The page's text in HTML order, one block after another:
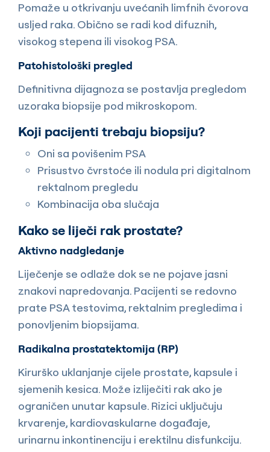
Pomaže u otkrivanju uvećanih limfnih čvorova
usljed raka. Obično se radi kod difuznih,
visokog stepena ili visokog PSA.
Patohistološki pregled
Definitivna dijagnoza se postavlja pregledom
uzoraka biopsije pod mikroskopom.
Koji pacijenti trebaju biopsiju?
Oni sa povišenim PSA
Prisustvo čvrstoće ili nodula pri digitalnom
rektalnom pregledu
Kombinacija oba slučaja
Kako se liječi rak prostate?
Aktivno nadgledanje
Liječenje se odlaže dok se ne pojave jasni
znakovi napredovanja. Pacijenti se redovno
prate PSA testovima, rektalnim pregledima i
ponovljenim biopsijama.
Radikalna prostatektomija (RP)
Kirurško uklanjanje cijele prostate, kapsule i
sjemenih kesica. Može izliječiti rak ako je
ograničen unutar kapsule. Rizici uključuju
krvarenje, kardiovaskularne događaje,
urinarnu inkontinenciju i erektilnu disfunkciju.